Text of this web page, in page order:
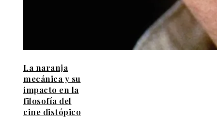
La naranja
mecánica y su
impacto en la
filosofía del
cine distópico